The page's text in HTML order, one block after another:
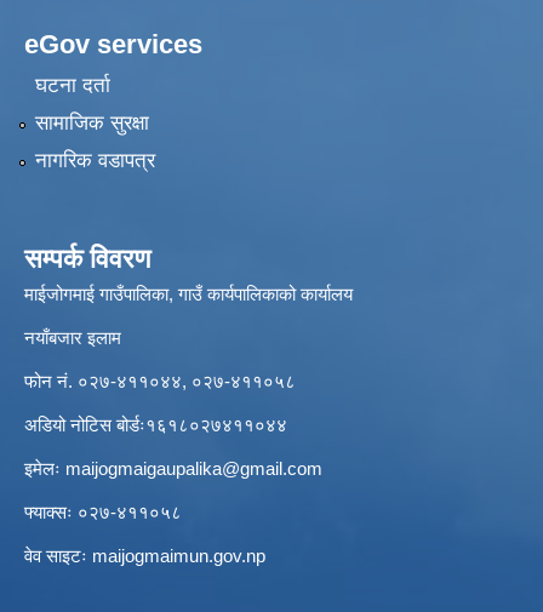
eGov services
घटना दर्ता
सामाजिक सुरक्षा
नागरिक वडापत्र
सम्पर्क विवरण
माईजोगमाई गाउँपालिका, गाउँ कार्यपालिकाको कार्यालय
नयाँबजार इलाम
फोन नं. ०२७-४११०४४, ०२७-४११०५८
अडियो नोटिस बोर्डः१६१८०२७४११०४४
इमेलः maijogmaigaupalika@gmail.com
फ्याक्सः ०२७-४११०५८
वेव साइटः maijogmaimun.gov.np